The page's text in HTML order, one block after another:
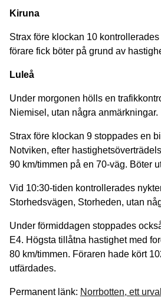
Kiruna
Strax före klockan 10
förare fick böter på grund av
Luleå
Under morgonen hölls en
Niemisel, utan några anmärkningar.
Strax före klockan 9 stoppades en
Notviken, efter
90 km/timmen på en 70-väg. Böter
Vid 10:30-tiden kontrollerades
Storhedsvägen, Storheden, utan
Under förmiddagen stoppades
E4. Högsta tillåtna hastighet med
80 km/timmen. Föraren hade kört
utfärdades.
Permanent länk: Norrbotten, ett